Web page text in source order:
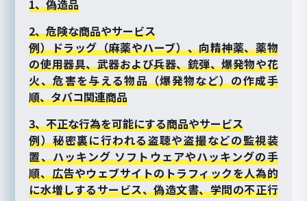
1、偽造品
2、危険な商品やサービス
例）ドラッグ（麻薬やハーブ）、向精神薬、薬物
の使用器具、武器および兵器、銃弾、爆発物や花
火、危害を与える物品（爆発物など）の作成手
順、タバコ関連商品
3、不正な行為を可能にする商品やサービス
例）秘密裏に行われる盗聴や盗撮などの監視装
置、ハッキング ソフトウェアやハッキングの手
順、広告やウェブサイトのトラフィックを人為的
に水増しするサービス、偽造文書、学問の不正行